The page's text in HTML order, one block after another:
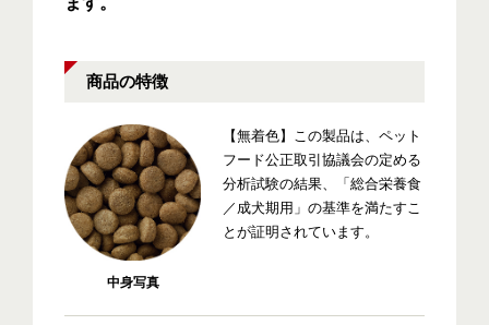
商品の特徴
中身写真
【無着色】この製品は、ペット
フード公正取引協議会の定める
分析試験の結果、「総合栄養食
／成犬期用」の基準を満たすこ
とが証明されています。